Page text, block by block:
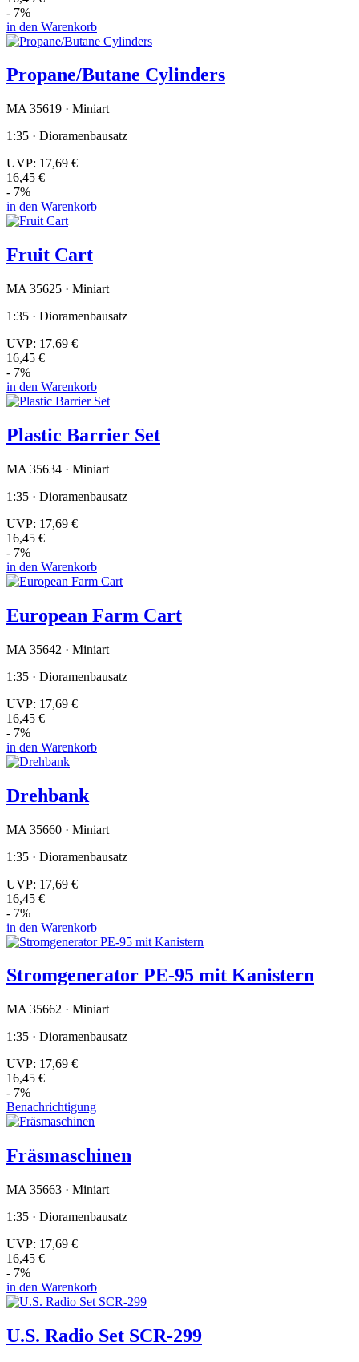
- 7%
in den Warenkorb
Propane/Butane Cylinders
MA 35619 · Miniart
1:35 · Dioramenbausatz
UVP: 17,69 €
16,45 €
- 7%
in den Warenkorb
Fruit Cart
MA 35625 · Miniart
1:35 · Dioramenbausatz
UVP: 17,69 €
16,45 €
- 7%
in den Warenkorb
Plastic Barrier Set
MA 35634 · Miniart
1:35 · Dioramenbausatz
UVP: 17,69 €
16,45 €
- 7%
in den Warenkorb
European Farm Cart
MA 35642 · Miniart
1:35 · Dioramenbausatz
UVP: 17,69 €
16,45 €
- 7%
in den Warenkorb
Drehbank
MA 35660 · Miniart
1:35 · Dioramenbausatz
UVP: 17,69 €
16,45 €
- 7%
in den Warenkorb
Stromgenerator PE-95 mit Kanistern
MA 35662 · Miniart
1:35 · Dioramenbausatz
UVP: 17,69 €
16,45 €
- 7%
Benachrichtigung
Fräsmaschinen
MA 35663 · Miniart
1:35 · Dioramenbausatz
UVP: 17,69 €
16,45 €
- 7%
in den Warenkorb
U.S. Radio Set SCR-299